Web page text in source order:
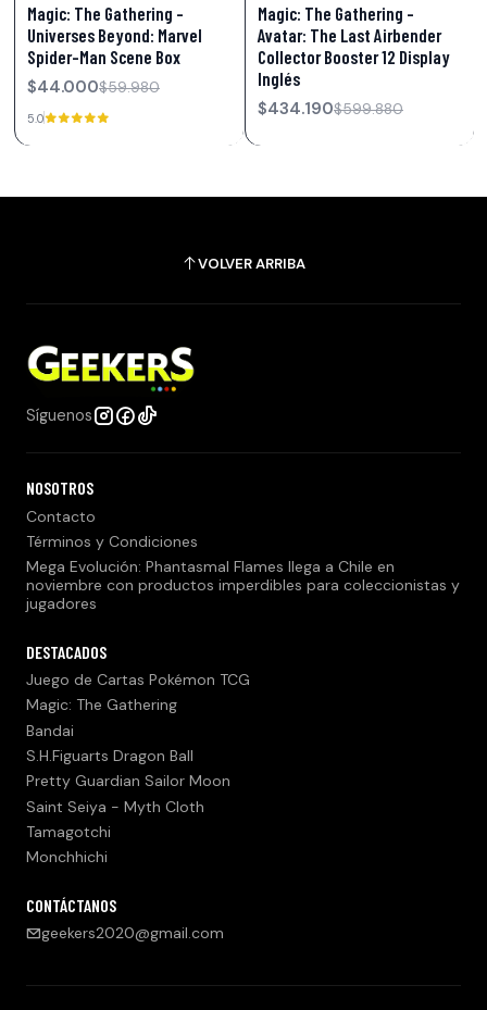
Magic: The Gathering –
Universes Beyond: Marvel
Spider-Man Scene Box
$44.000$59.980
5.0
Magic: The Gathering –
Avatar: The Last Airbender
Collector Booster 12 Display
Inglés
$434.190$599.880
VOLVER ARRIBA
Síguenos
NOSOTROS
Contacto
Términos y Condiciones
Mega Evolución: Phantasmal Flames llega a Chile en
noviembre con productos imperdibles para coleccionistas y
jugadores
DESTACADOS
Juego de Cartas Pokémon TCG
Magic: The Gathering
Bandai
S.H.Figuarts Dragon Ball
Pretty Guardian Sailor Moon
Saint Seiya - Myth Cloth
Tamagotchi
Monchhichi
CONTÁCTANOS
geekers2020@gmail.com